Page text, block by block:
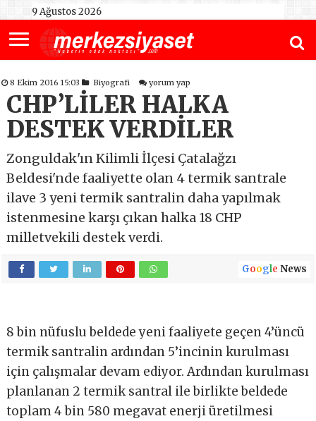
9 Ağustos 2026
8 Ekim 2016 15:03 Biyografi yorum yap
CHP’LİLER HALKA
DESTEK VERDİLER
Zonguldak'ın Kilimli İlçesi Çatalağzı
Beldesi'nde faaliyette olan 4 termik santrale
ilave 3 yeni termik santralin daha yapılmak
istenmesine karşı çıkan halka 18 CHP
milletvekili destek verdi.
Google News
8 bin nüfuslu beldede yeni faaliyete geçen 4’üncü
termik santralin ardından 5’incinin kurulması
için çalışmalar devam ediyor. Ardından kurulması
planlanan 2 termik santral ile birlikte beldede
toplam 4 bin 580 megavat enerji üretilmesi